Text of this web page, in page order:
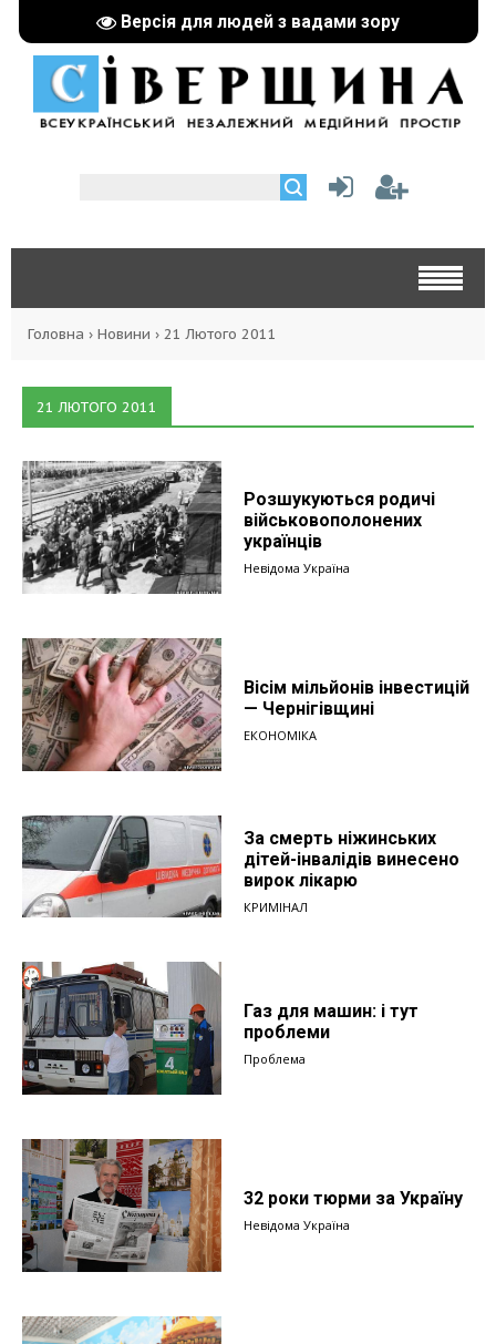
Версія для людей з вадами зору
Головна › Новини › 21 Лютого 2011
21 ЛЮТОГО 2011
Розшукуються родичі
військовополонених
українців
Невідома Україна
Вісім мільйонів інвестицій
— Чернігівщині
ЕКОНОМІКА
За смерть ніжинських
дітей-інвалідів винесено
вирок лікарю
КРИМІНАЛ
Газ для машин: і тут
проблеми
Проблема
32 роки тюрми за Україну
Невідома Україна